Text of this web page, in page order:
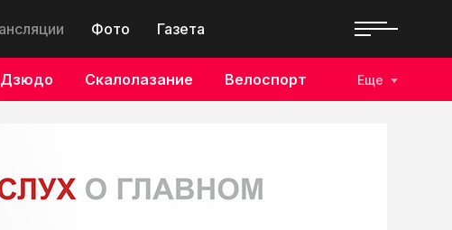
Фото Газета
Дзюдо Скалолазание Велоспорт Еще